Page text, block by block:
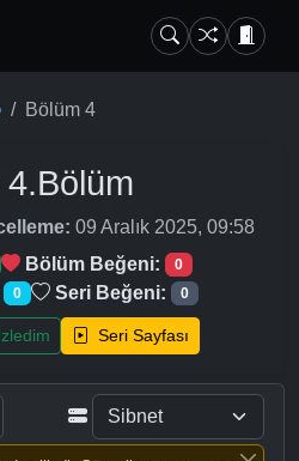
Bölüm 4
4.Bölüm
09 Aralık 2025, 09:58
Bölüm Beğeni: 0
0 Seri Beğeni: 0
Seri Sayfası